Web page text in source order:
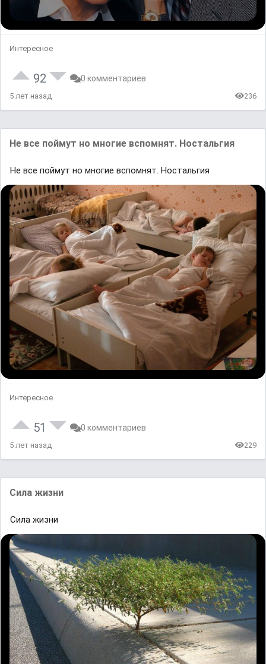
Интересное
92 0 комментариев
5 лет назад 236
Не все поймут но многие вспомнят. Ностальгия
Не все поймут но многие вспомнят. Ностальгия
Интересное
51 0 комментариев
5 лет назад 229
Сила жизни
Сила жизни